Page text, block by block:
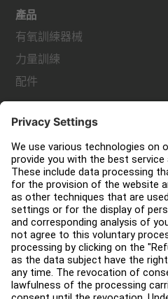
產品
有氧訓練器械
力量訓練
配件
服務中心
教育中心
關於我們
查找經銷商
尋找商店
法律